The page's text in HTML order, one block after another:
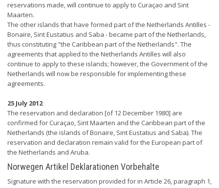
reservations made, will continue to apply to Curaçao and Sint
Maarten.
The other islands that have formed part of the Netherlands Antilles -
Bonaire, Sint Eustatius and Saba - became part of the Netherlands,
thus constituting "the Caribbean part of the Netherlands". The
agreements that applied to the Netherlands Antilles will also
continue to apply to these islands; however, the Government of the
Netherlands will now be responsible for implementing these
agreements.
25 July 2012
The reservation and declaration [of 12 December 1980] are
confirmed for Curaçao, Sint Maarten and the Caribbean part of the
Netherlands (the islands of Bonaire, Sint Eustatius and Saba). The
reservation and declaration remain valid for the European part of
the Netherlands and Aruba.
Norwegen Artikel Deklarationen Vorbehalte
Signature with the reservation provided for in Article 26, paragraph 1,